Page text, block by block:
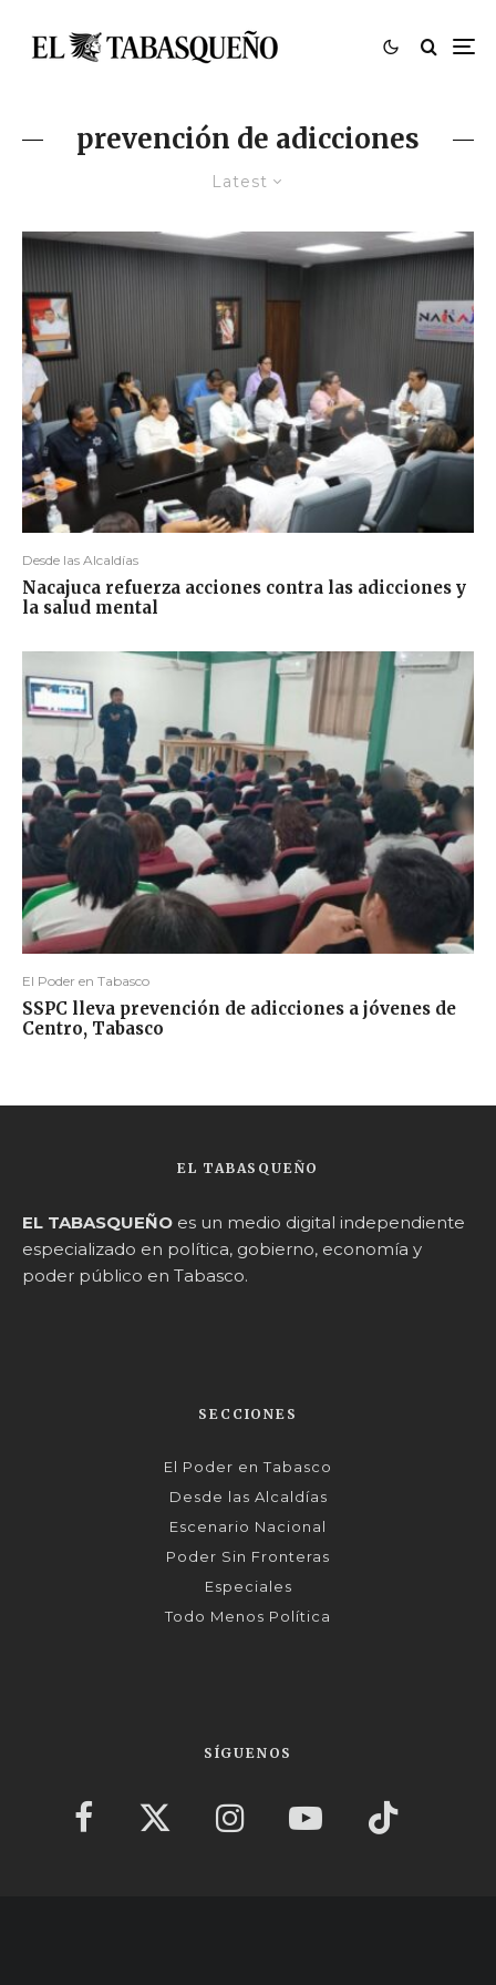
prevención de adicciones
Latest
Desde las Alcaldías
Nacajuca refuerza acciones contra las adicciones y
la salud mental
El Poder en Tabasco
SSPC lleva prevención de adicciones a jóvenes de
Centro, Tabasco
EL TABASQUEÑO
EL TABASQUEÑO es un medio digital independiente
especializado en política, gobierno, economía y
poder público en Tabasco.
SECCIONES
El Poder en Tabasco
Desde las Alcaldías
Escenario Nacional
Poder Sin Fronteras
Especiales
Todo Menos Política
SÍGUENOS